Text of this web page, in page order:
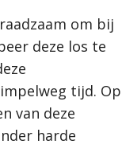
om bij
deze los te
tijd. Op
van deze
harde